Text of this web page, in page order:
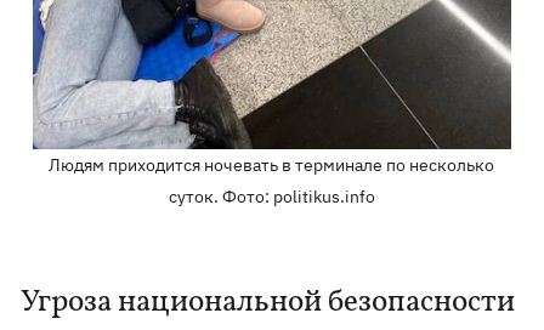
Людям приходится ночевать в терминале по несколько
суток. Фото: politikus.info
Угроза национальной безопасности